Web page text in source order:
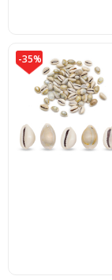
-35%